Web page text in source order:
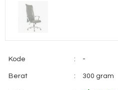
Kode : -
Berat : 300 gram